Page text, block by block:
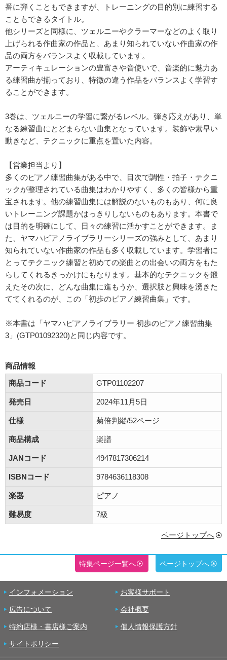
番に弾くこともできますが、トレーニングの目的別に練習する
こともできるタイトル。
他シリーズと同様に、ツェルニーやクラーマーなどのよく取り
上げられる作曲家の作品と、あまり知られていない作曲家の作
品の両方をバランスよく収載しています。
アーティキュレーションの豊富さや音使いで、音楽的に魅力あ
る練習曲が揃っており、特徴の違う作品をバランスよく学習す
ることができます。
3巻は、ツェルニーの学習に繋がるレベル。弾き応えがあり、単
なる練習曲にとどまらない曲集となっています。装飾や素早い
動きなど、テクニックに重点を置いた内容。
【営業担当より】
多くのピアノ練習曲集がある中で、目次で調性・拍子・テクニ
ックが整理されている曲集はわかりやすく、多くの皆様から重
宝されます。他の練習曲集には解説のないものもあり、何に良
いトレーニング課題かはっきりしないものもあります。本書で
は目的を明確にして、日々の練習に活かすことができます。ま
た、ヤマハピアノライブラリーシリーズの強みとして、あまり
知られていない作曲家の作品も多く収載しています。学習者に
とってテクニック練習と初めての楽曲との出会いの両方をもた
らしてくれるきっかけにもなります。基本的なテクニックを鍛
えたその次に、どんな曲集に進もうか、選択肢と興味を湧きた
ててくれるのが、この「初歩のピアノ練習曲集」です。
※本書は「ヤマハピアノライブラリー 初歩のピアノ練習曲集
3」(GTP01092320)と同じ内容です。
商品情報
商品コード
GTP01102207
発売日 2024年11月5日
仕様 菊倍判縦/52ページ
商品構成 楽譜
JANコード 4947817306214
ISBNコード 9784636118308
楽器 ピアノ
難易度 7級
ページトップへ
特集ページ一覧へ ページトップへ
インフォメーション お客様サポート
広告について 会社概要
特約店様・書店様ご案内 個人情報保護方針
サイトポリシー